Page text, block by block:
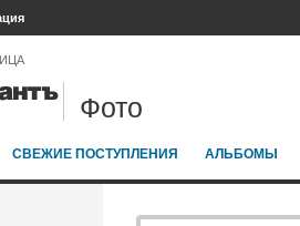
Фото
СВЕЖИЕ ПОСТУПЛЕНИЯ АЛЬБОМЫ